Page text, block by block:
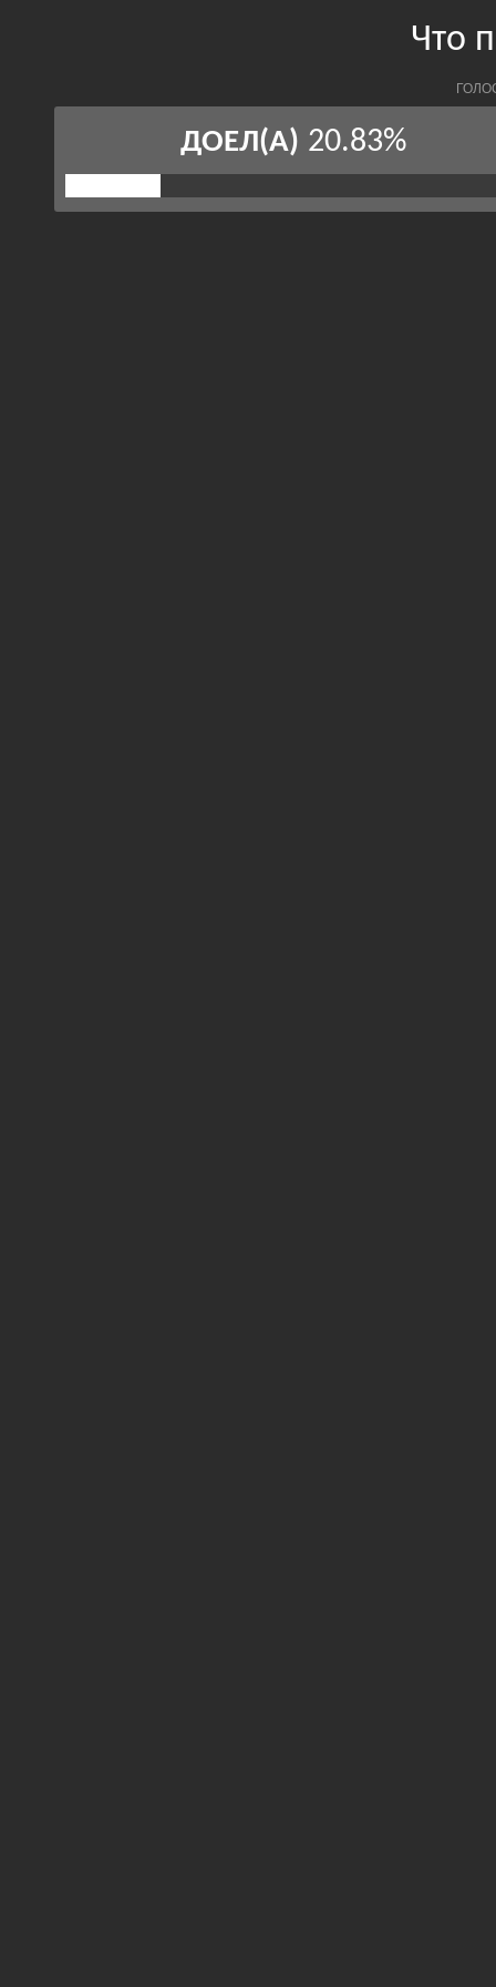
Что
ДОЕЛ(А) 20.83%